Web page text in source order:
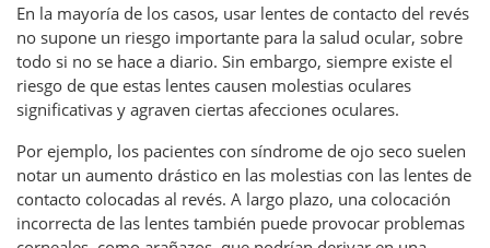
En la mayoría de los casos, usar lentes de contacto del revés
no supone un riesgo importante para la salud ocular, sobre
todo si no se hace a diario. Sin embargo, siempre existe el
riesgo de que estas lentes causen molestias oculares
significativas y agraven ciertas afecciones oculares.
Por ejemplo, los pacientes con síndrome de ojo seco suelen
notar un aumento drástico en las molestias con las lentes de
contacto colocadas al revés. A largo plazo, una colocación
incorrecta de las lentes también puede provocar problemas